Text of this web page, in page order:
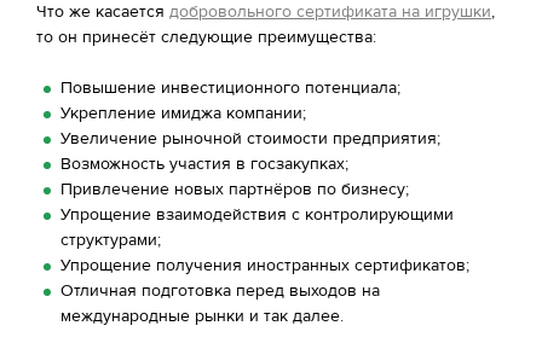
Что же касается добровольного сертификата на игрушки,
то он принесёт следующие преимущества:
Повышение инвестиционного потенциала;
Укрепление имиджа компании;
Увеличение рыночной стоимости предприятия;
Возможность участия в госзакупках;
Привлечение новых партнёров по бизнесу;
Упрощение взаимодействия с контролирующими
структурами;
Упрощение получения иностранных сертификатов;
Отличная подготовка перед выходов на
международные рынки и так далее.